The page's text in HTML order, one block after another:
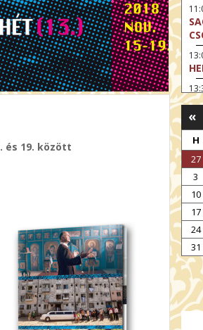
és 19. között
A
«
H
27
3
10
17
24
31